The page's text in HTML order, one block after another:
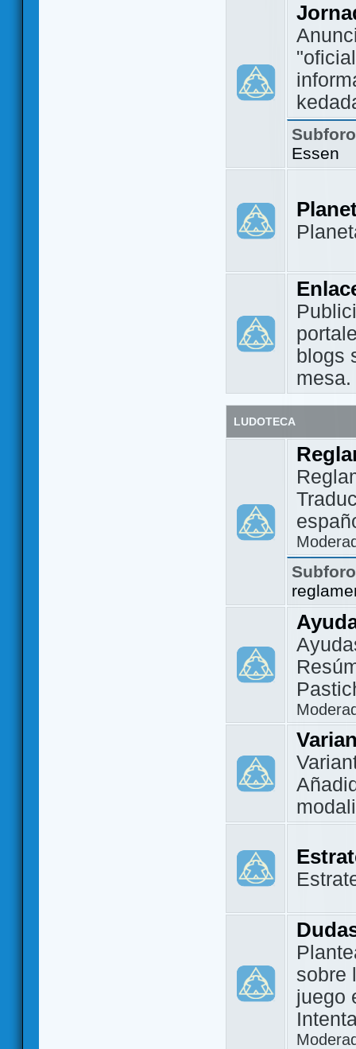
Essen
blogs
mesa.
LUDOTECA
sobre
juego